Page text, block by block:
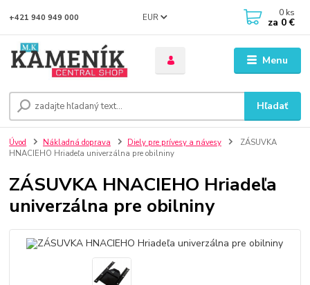
Menu
EUR
Hľadať
+421 940 949 000 0 ks
za 0 €
Úvod Nákladná doprava Diely pre prívesy a návesy
ZÁSUVKA
HNACIEHO Hriadeľa univerzálna pre obilniny
ZÁSUVKA HNACIEHO Hriadeľa
univerzálna pre obilniny